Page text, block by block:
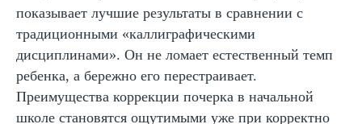
показывает лучшие результаты в сравнении с
традиционными «каллиграфическими
дисциплинами». Он не ломает естественный темп
ребенка, а бережно его перестраивает.
Преимущества коррекции почерка в начальной
школе становятся ощутимыми уже при корректно
Политика конфиденциальности
Положение о проведении акции
Сайт Минобрнауки России
Публичная оферта